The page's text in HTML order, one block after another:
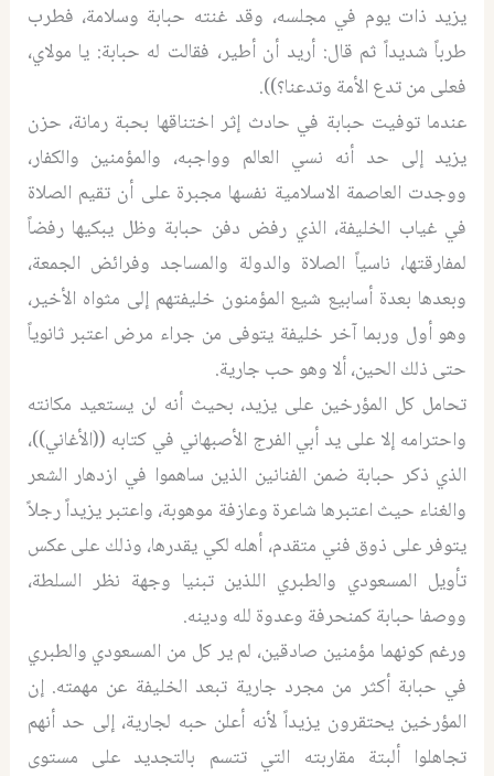
يزيد ذات يوم في مجلسه، وقد غنته حبابة وسلامة، فطرب
طرباً شديداً ثم قال: أريد أن أطير، فقالت له حبابة: يا مولاي،
فعلى من تدع الأمة وتدعنا؟)).
عندما توفيت حبابة في حادث إثر اختناقها بحبة رمانة، حزن
يزيد إلى حد أنه نسي العالم وواجبه، والمؤمنين والكفار،
ووجدت العاصمة الاسلامية نفسها مجبرة على أن تقيم الصلاة
في غياب الخليفة، الذي رفض دفن حبابة وظل يبكيها رفضاً
لمفارقتها، ناسياً الصلاة والدولة والمساجد وفرائض الجمعة،
وبعدها بعدة أسابيع شيع المؤمنون خليفتهم إلى مثواه الأخير،
وهو أول وربما آخر خليفة يتوفى من جراء مرض اعتبر ثانوياً
حتى ذلك الحين، ألا وهو حب جارية.
تحامل كل المؤرخين على يزيد، بحيث أنه لن يستعيد مكانته
واحترامه إلا على يد أبي الفرج الأصبهاني في كتابه ((الأغاني))،
الذي ذكر حبابة ضمن الفنانين الذين ساهموا في ازدهار الشعر
والغناء حيث اعتبرها شاعرة وعازفة موهوبة، واعتبر يزيداً رجلاً
يتوفر على ذوق فني متقدم، أهله لكي يقدرها، وذلك على عكس
تأويل المسعودي والطبري اللذين تبنيا وجهة نظر السلطة،
ووصفا حبابة كمنحرفة وعدوة لله ودينه.
ورغم كونهما مؤمنين صادقين، لم ير كل من المسعودي والطبري
في حبابة أكثر من مجرد جارية تبعد الخليفة عن مهمته. إن
المؤرخين يحتقرون يزيداً لأنه أعلن حبه لجارية، إلى حد أنهم
تجاهلوا ألبتة مقاربته التي تتسم بالتجديد على مستوى